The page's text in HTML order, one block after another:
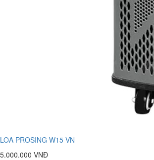
LOA PROSING W15 VN
5.000.000 VNĐ